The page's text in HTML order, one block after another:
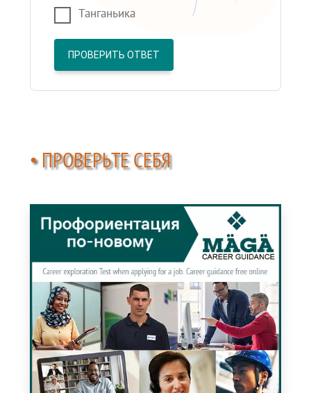
Танганьика
ПРОВЕРИТЬ ОТВЕТ
• ПРОВЕРЬТЕ СЕБЯ